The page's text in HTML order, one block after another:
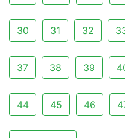
30 31 32
37 38 39
44 45 46